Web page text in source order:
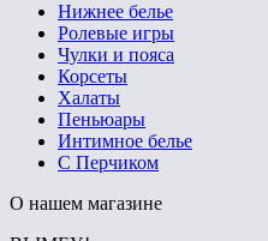
Нижнее белье
Ролевые игры
Чулки и пояса
Корсеты
Халаты
Пеньюары
Интимное белье
С Перчиком
О нашем магазине